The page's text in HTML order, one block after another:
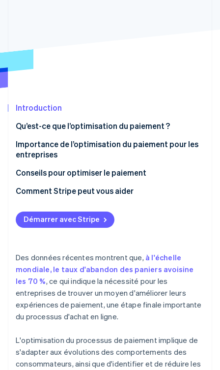
Radar
Atlas
Élimination du carbone
Vérification de l'identité
Stripe Sessions 2026
Découvrez comment Stripe construit l’infrastructure
Introduction
Qu’est-ce que l’optimisation du paiement ?
Importance de l’optimisation du paiement pour les
entreprises
Conseils pour optimiser le paiement
Comment Stripe peut vous aider
Stripe Checkout
Link
Interopérabilité et sécurité
Démarrer avec Stripe
Des données récentes montrent que, à l'échelle
mondiale, le taux d'abandon des paniers avoisine
les 70 %, ce qui indique la nécessité pour les
entreprises de trouver un moyen d'améliorer leurs
expériences de paiement, une étape finale importante
du processus d'achat en ligne.
L'optimisation du processus de paiement implique de
s'adapter aux évolutions des comportements des
consommateurs, ainsi que d'identifier et de réduire les